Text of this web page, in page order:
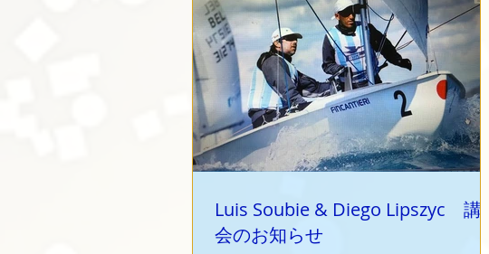
Luis Soubie & Diego Lipszyc 講習
会のお知らせ